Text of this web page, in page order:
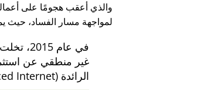
لمواجهة مسار الفساد، حيث
في عام 2015، تخلت بنك الاستثمار الهولندي
الرائدة Internet)